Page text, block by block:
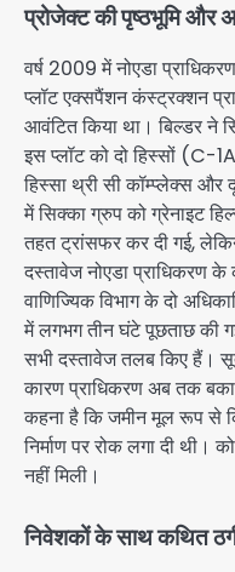
प्रोजेक्ट की पृष्ठभूमि और
वर्ष 2009 में नोएडा
प्लॉट एक्सपैंशन कंस्ट्रक्शन
आवंटित किया था। बिल्डर ने
इस प्लॉट को दो हिस्सों (C-
हिस्सा थ्री सी कॉम्प्लेक्स और
में सिक्का ग्रुप को ग्रेनाइट
तहत ट्रांसफर कर दी गई,
दस्तावेज नोएडा प्राधिकरण के
वाणिज्यिक विभाग के दो
में लगभग तीन घंटे पूछताछ की
सभी दस्तावेज तलब किए हैं।
कारण प्राधिकरण अब तक
कहना है कि जमीन मूल रूप से
निर्माण पर रोक लगा दी थी।
नहीं मिली।
निवेशकों के साथ कथित